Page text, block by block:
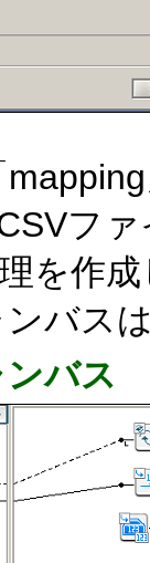
フ
を作
バス
バス